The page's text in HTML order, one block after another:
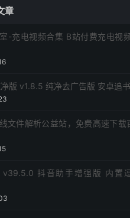
章
-充电视频合集 B站付费充电视
版 v1.8.5 纯净去广告版 安卓追
文件解析公益站，免费高速下载
v39.5.0 抖音助手增强版 内置